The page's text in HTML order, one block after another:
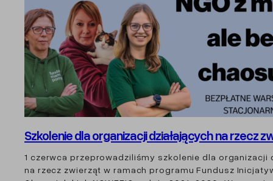
Szkolenie dla organizacji działających na rzecz
1 czerwca przeprowadziliśmy szkolenie dla organizacji
na rzecz zwierząt w ramach programu Fundusz